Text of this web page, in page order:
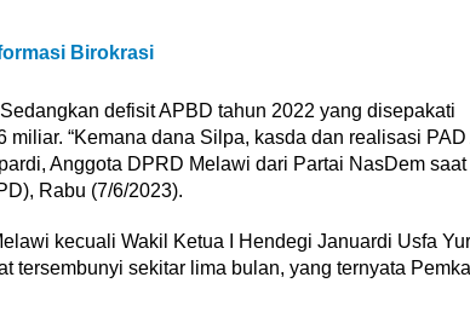
Birokrasi
defisit APBD tahun 2022 yang disepakati
“Kemana dana Silpa, kasda dan realisasi PAD
Anggota DPRD Melawi dari Partai NasDem
Rabu (7/6/2023).
kecuali Wakil Ketua I Hendegi Januardi Usfa
tersembunyi sekitar lima bulan, yang ternyata